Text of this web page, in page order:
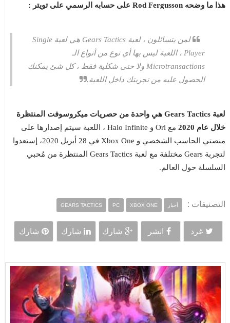
هذا ما وضحه Rod Fergusson على حسابه الرسمي على تويتر :
لمن يتسائلون ، لعبة Gears Tactics هي لعبة Single
Player ، اللعبة ليس بها أي نوع من أنواع الـ
Microtransactions ولا حتى شكلية فقط ، كل شئ يمكنك
الحصول عليه من تجربتك داخل اللعبة.
لعبة Gears Tactics هي واحدة من حصريات ميكروسوفت المنتظرة
خلال عام 2020
مع Ori و Halo Infinite ، اللعبة سيتم إصدارها على
منصتي الحاسب الشخصي و Xbox One في 28 أبريل 2020، إستعدوا
لتجربة Gears مختلفة مع لعبة Gears Tactics المنتظرة من مُحبي
السلسلة حول العالم.
التصنيفات : أخبار GEARS TACTICS PC XBOX ONE
غرد انشر شارك شارك شارك